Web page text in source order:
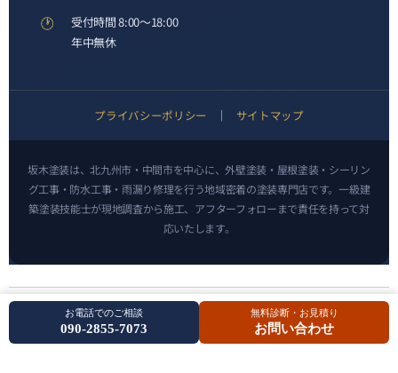
🕐
受付時間 8:00〜18:00
年中無休
プライバシーポリシー ｜ サイトマップ
坂木塗装は、北九州市・中間市を中心に、外壁塗装・屋根塗装・シーリン
グ工事・防水工事・雨漏り修理を行う地域密着の塗装専門店です。一級建
築塗装技能士が現地調査から施工、アフターフォローまで責任を持って対
応いたします。
Copyright © 2018北九州市
の外壁塗装なら親方施工の坂木塗装 All
お電話でのご相談
090-2855-7073
無料診断・お見積り
お問い合わせ